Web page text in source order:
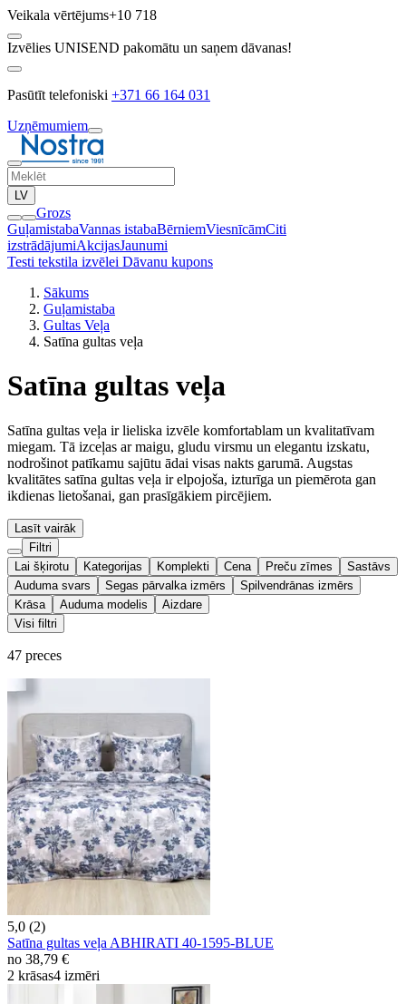
Veikala vērtējums+10 718
Izvēlies UNISEND pakomātu un saņem dāvanas!
Pasūtīt telefoniski +371 66 164 031
Uzņēmumiem
LV
Grozs
GuļamistabaVannas istabaBērniemViesnīcāmCiti
izstrādājumiAkcijasJaunumi
Testi tekstila izvēlei Dāvanu kupons
Sākums
Guļamistaba
Gultas Veļa
Satīna gultas veļa
Satīna gultas veļa
Satīna gultas veļa ir lieliska izvēle komfortablam un kvalitatīvam
miegam. Tā izceļas ar maigu, gludu virsmu un elegantu izskatu,
nodrošinot patīkamu sajūtu ādai visas nakts garumā. Augstas
kvalitātes satīna gultas veļa ir elpojoša, izturīga un piemērota gan
ikdienas lietošanai, gan prasīgākiem pircējiem.
Lasīt vairāk
Filtri
Lai šķirotu
Kategorijas Komplekti Cena Preču zīmes
Sastāvs
Auduma svars
Segas pārvalka izmērs
Spilvendrānas izmērs
Krāsa
Auduma modelis
Aizdare
Visi filtri
47 preces
5,0 (2)
Satīna gultas veļa ABHIRATI 40-1595-BLUE
no 38,79 €
2 krāsas4 izmēri